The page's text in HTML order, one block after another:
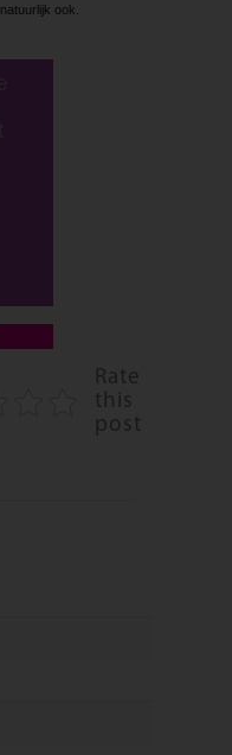
ook.
Rate
this
post